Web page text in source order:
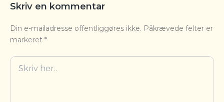
Skriv en kommentar
Din e-mailadresse offentliggøres ikke. Påkrævede felter er
markeret *
Skriv
her..